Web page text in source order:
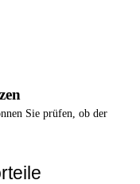
Sie prüfen, ob der